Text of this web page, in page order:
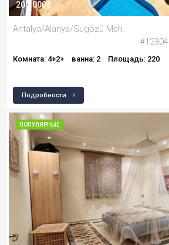
200.000€
Antalya/Alanya/Sugözü Mah.
#12304
Комната: 4+2+ ванна: 2 Площадь: 220
Подробности
ПОПУЛЯРНЫЕ